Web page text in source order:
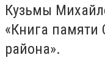
Кузьмы
«Книга памяти
района».